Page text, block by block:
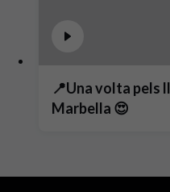
📍Una volta pels
Marbella 😍